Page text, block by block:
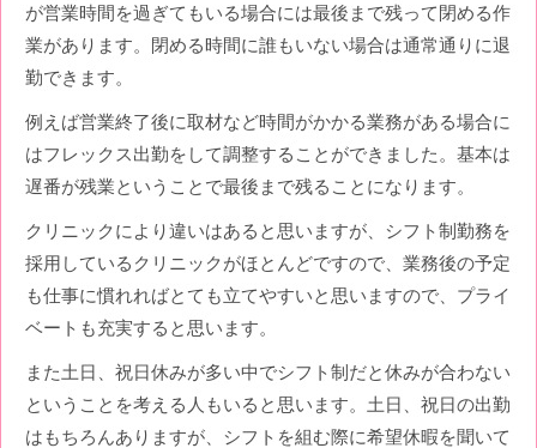
が営業時間を過ぎてもいる場合には最後まで残って閉める作
業があります。閉める時間に誰もいない場合は通常通りに退
勤できます。
例えば営業終了後に取材など時間がかかる業務がある場合に
はフレックス出勤をして調整することができました。基本は
遅番が残業ということで最後まで残ることになります。
クリニックにより違いはあると思いますが、シフト制勤務を
採用しているクリニックがほとんどですので、業務後の予定
も仕事に慣れればとても立てやすいと思いますので、プライ
ベートも充実すると思います。
また土日、祝日休みが多い中でシフト制だと休みが合わない
ということを考える人もいると思います。土日、祝日の出勤
はもちろんありますが、シフトを組む際に希望休暇を聞いて